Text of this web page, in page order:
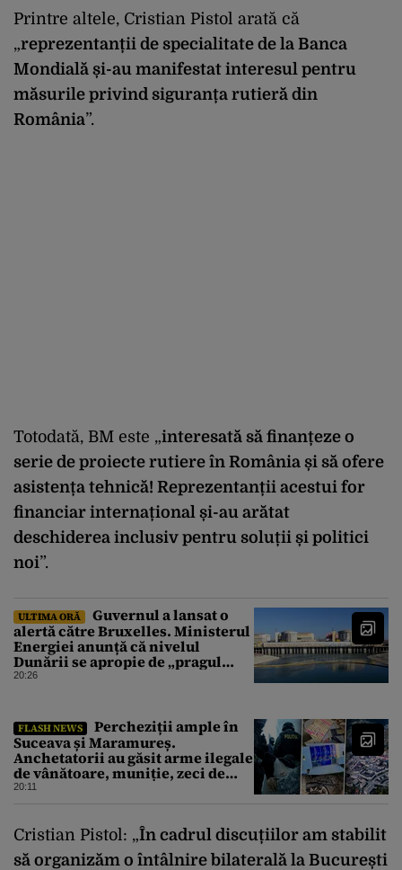
Printre altele, Cristian Pistol arată că
„reprezentanții de specialitate de la Banca
Mondială și-au manifestat interesul pentru
măsurile privind siguranța rutieră din
România”.
Totodată, BM este „interesată să finanțeze o
serie de proiecte rutiere în România și să ofere
asistența tehnică! Reprezentanții acestui for
financiar internațional și-au arătat
deschiderea inclusiv pentru soluții și politici
noi”.
ULTIMA ORĂ
Guvernul a lansat o
alertă către Bruxelles. Ministerul
Energiei anunță că nivelul
Dunării se apropie de „pragul
critic”, iar centrala de la
20:26
FLASH NEWS
Percheziții ample în
Suceava și Maramureș.
Anchetatorii au găsit arme ilegale
de vânătoare, muniție, zeci de
trofee de vânat și materiale
20:11
Cristian Pistol: „În cadrul discuțiilor am stabilit
să organizăm o întâlnire bilaterală la București